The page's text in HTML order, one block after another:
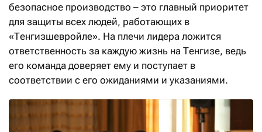
безопасное производство – это главный приоритет
для защиты всех людей, работающих в
«Тенгизшевройле». На плечи лидера ложится
ответственность за каждую жизнь на Тенгизе, ведь
его команда доверяет ему и поступает в
соответствии с его ожиданиями и указаниями.